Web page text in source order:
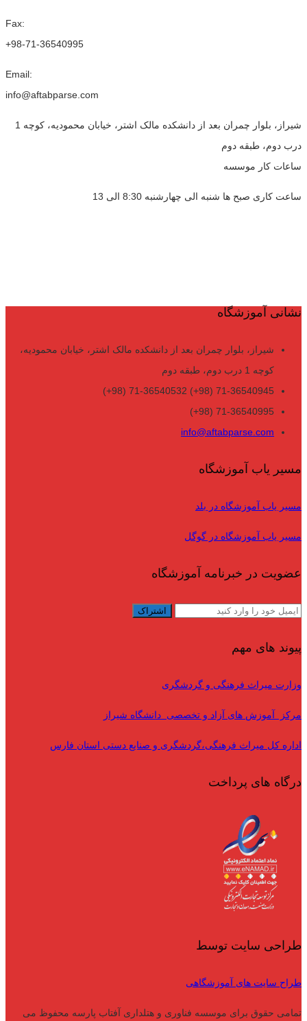
Fax:
+98-71-36540995
Email:
info@aftabparse.com
شیراز، بلوار چمران بعد از دانشکده مالک اشتر، خیابان محمودیه، کوچه 1
درب دوم، طبقه دوم
ساعات کار موسسه
ساعت کاری صبح ها شنبه الی چهارشنبه 8:30 الی 13
نشانی آموزشگاه
شیراز، بلوار چمران بعد از دانشکده مالک اشتر، خیابان محمودیه،
کوچه 1 درب دوم، طبقه دوم
71-36540945 (98+) 71-36540532 (98+)
71-36540995 (98+)
info@aftabparse.com
مسیر یاب آموزشگاه
مسیر یاب آموزشگاه در بلد
مسیر یاب آموزشگاه در گوگل
عضویت در خبرنامه آموزشگاه
پیوند های مهم
وزارت میراث فرهنگی و گردشگری
مرکز آموزش های آزاد و تخصصی دانشگاه شیراز
اداره کل میراث فرهنگی،گردشگری و صنایع دستی استان فارس
درگاه های پرداخت
طراحی سایت توسط
طراح سایت های آموزشگاهی
تمامی حقوق برای موسسه فناوری و هتلداری آفتاب پارسه محفوظ می